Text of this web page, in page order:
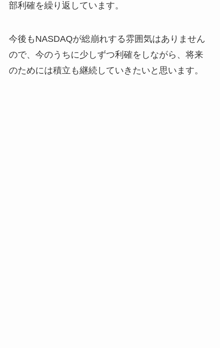
部利確を繰り返しています。
今後もNASDAQが総崩れする雰囲気はありません
ので、今のうちに少しずつ利確をしながら、将来
のためには積立も継続していきたいと思います。